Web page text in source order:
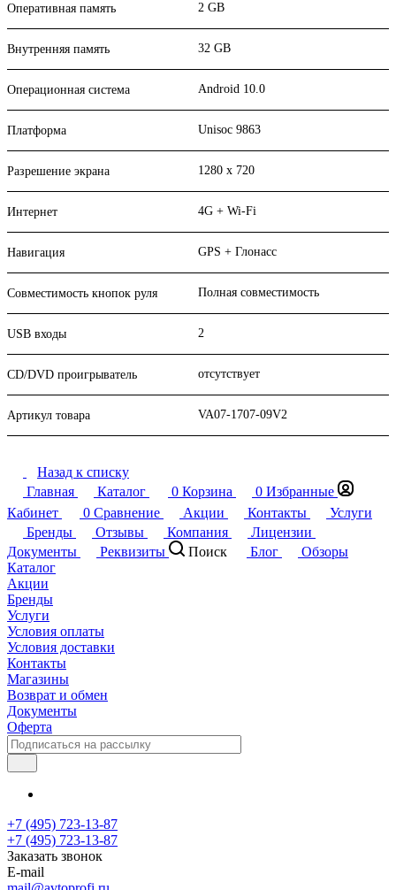
Оперативная память 2 GB
Внутренняя память 32 GB
Операционная система Android 10.0
Платформа Unisoc 9863
Разрешение экрана 1280 x 720
Интернет 4G + Wi-Fi
Навигация GPS + Глонасс
Совместимость кнопок руля Полная совместимость
USB входы 2
CD/DVD проигрыватель отсутствует
Артикул товара VA07-1707-09V2
Назад к списку
Главная
Каталог 0 Корзина 0 Избранные
Кабинет
0 Сравнение Акции Контакты
Услуги
Бренды
Отзывы Компания
Лицензии
Документы
Реквизиты Поиск Блог
Обзоры
Каталог
Акции
Бренды
Услуги
Условия оплаты
Условия доставки
Контакты
Магазины
Возврат и обмен
Документы
Оферта
+7 (495) 723-13-87
+7 (495) 723-13-87
Заказать звонок
E-mail